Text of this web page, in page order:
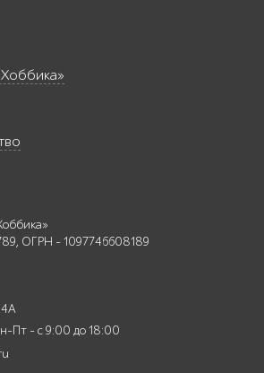
ОГРН - 1097746608189
Пт - с 9:00 до 18:00